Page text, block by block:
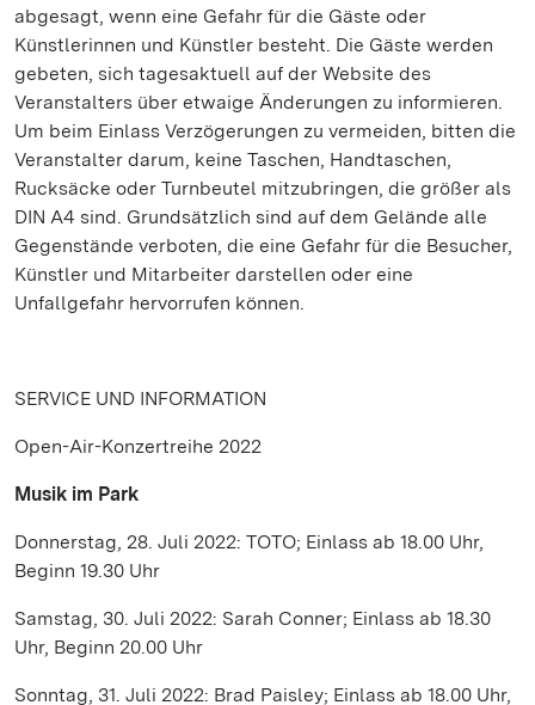
abgesagt, wenn eine Gefahr für die Gäste oder
Künstlerinnen und Künstler besteht. Die Gäste werden
gebeten, sich tagesaktuell auf der Website des
Veranstalters über etwaige Änderungen zu informieren.
Um beim Einlass Verzögerungen zu vermeiden, bitten die
Veranstalter darum, keine Taschen, Handtaschen,
Rucksäcke oder Turnbeutel mitzubringen, die größer als
DIN A4 sind. Grundsätzlich sind auf dem Gelände alle
Gegenstände verboten, die eine Gefahr für die Besucher,
Künstler und Mitarbeiter darstellen oder eine
Unfallgefahr hervorrufen können.
SERVICE UND INFORMATION
Open-Air-Konzertreihe 2022
Musik im Park
Donnerstag, 28. Juli 2022: TOTO; Einlass ab 18.00 Uhr,
Beginn 19.30 Uhr
Samstag, 30. Juli 2022: Sarah Conner; Einlass ab 18.30
Uhr, Beginn 20.00 Uhr
Sonntag, 31. Juli 2022: Brad Paisley; Einlass ab 18.00 Uhr,